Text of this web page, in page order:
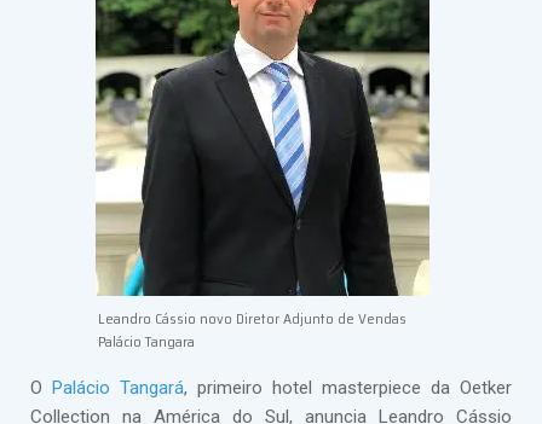
Leandro Cássio novo Diretor Adjunto de Vendas
Palácio Tangara
O Palácio Tangará, primeiro hotel masterpiece da Oetker
Collection na América do Sul, anuncia Leandro Cássio